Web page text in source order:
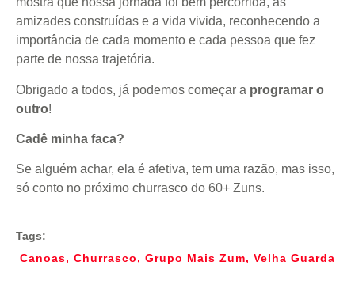
amizades construídas e a vida vivida, reconhecendo a
importância de cada momento e cada pessoa que fez
parte de nossa trajetória.
Obrigado a todos, já podemos começar a programar o
outro!
Cadê minha faca?
Se alguém achar, ela é afetiva, tem uma razão, mas isso,
só conto no próximo churrasco do 60+ Zuns.
Tags:
Canoas, Churrasco, Grupo Mais Zum, Velha Guarda